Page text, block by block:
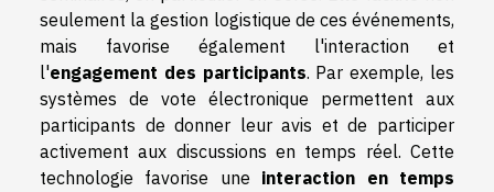
seulement la gestion logistique de ces événements,
mais favorise également l'interaction et
l'engagement des participants. Par exemple, les
systèmes de vote électronique permettent aux
participants de donner leur avis et de participer
activement aux discussions en temps réel. Cette
technologie favorise une interaction en temps